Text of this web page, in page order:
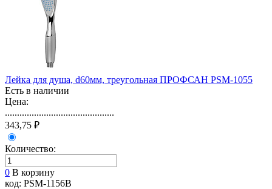
Лейка для душа, d60мм, треугольная ПРОФСАН PSM-1055
Есть в наличии
Цена:
.............................................
343,75 ₽
Количество:
0 В корзину
код: PSM-1156B